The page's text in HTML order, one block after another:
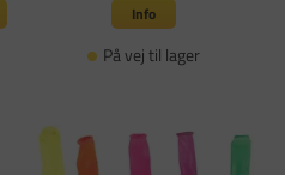
Info
På vej til lager